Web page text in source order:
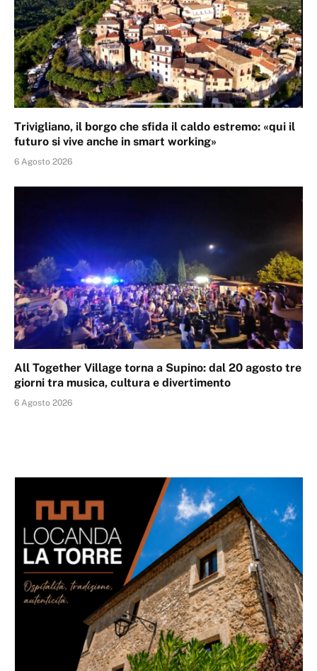
Trivigliano, il borgo che sfida il caldo estremo: «qui il
futuro si vive anche in smart working»
6 Agosto 2026
All Together Village torna a Supino: dal 20 agosto tre
giorni tra musica, cultura e divertimento
6 Agosto 2026